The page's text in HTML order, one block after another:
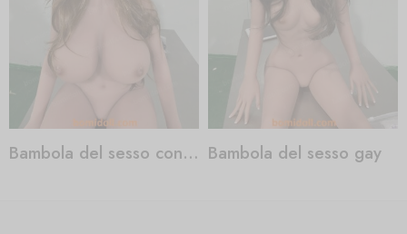
Bambola del sesso con intelligenza artificiale Bambola del sesso gay